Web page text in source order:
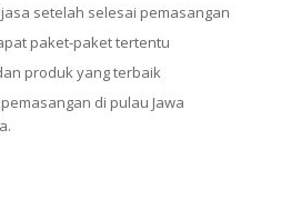
setelah selesai pemasangan
paket-paket tertentu
produk yang terbaik
di pulau Jawa